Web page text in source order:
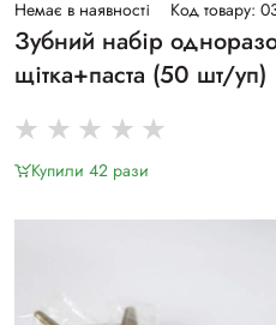
Немає в наявності Код товару:
Зубний набір
щітка+паста (50 шт/уп)
Купили 42 рази